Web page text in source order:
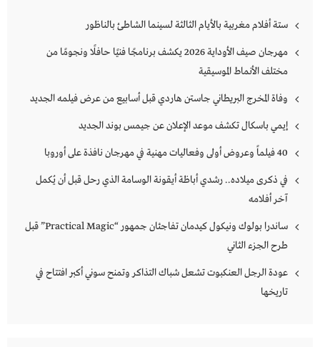
ستة أفلام مغربية بالأيام الثالثة لسينما الشاطئ بالناظور
مهرجان صيف الأوداية 2026 يكشف برنامجًا فنيًا حافلًا ونجومًا من
مختلف الأنماط الموسيقية
وفاة المخرج البريطاني جاستن هاردي قبل أسابيع من عرض فيلمه الجديد
إيمي باسكال تكشف موعد الإعلان عن جيمس بوند الجديد
40 فيلماً وعروض أولى وفعاليات مهنية في مهرجان نافذة على أوروبا
في ذكرى ميلاده.. رشدي أباظة أيقونة الوسامة الذي رحل قبل أن يُكمل
آخر أفلامه
ساندرا بولوك ونيكول كيدمان تفاجئان جمهور “Practical Magic” قبل
طرح الجزء الثاني
عودة الرجل العنكبوت تشعل شباك التذاكر وتمنح سوني أكبر افتتاح في
تاريخها